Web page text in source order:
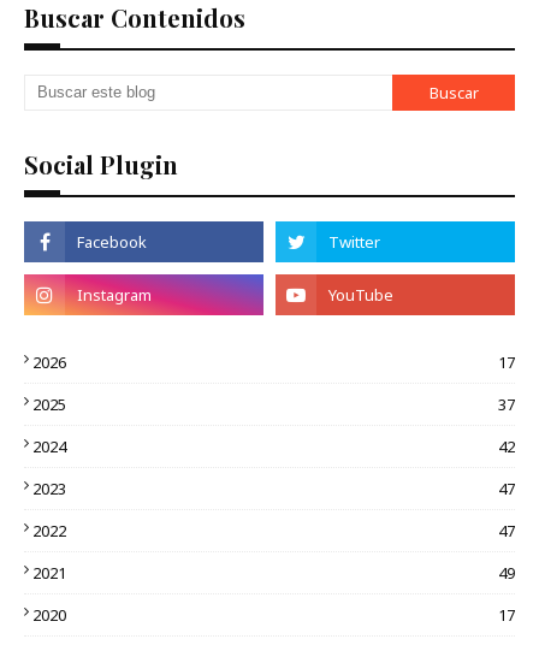
Buscar Contenidos
Social Plugin
2026
17
2025
37
2024
42
2023
47
2022
47
2021
49
2020
17